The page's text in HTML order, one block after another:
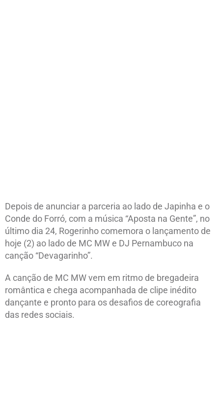
Depois de anunciar a parceria ao lado de Japinha e o
Conde do Forró, com a música “Aposta na Gente”, no
último dia 24, Rogerinho comemora o lançamento de
hoje (2) ao lado de MC MW e DJ Pernambuco na
canção “Devagarinho”.
A canção de MC MW vem em ritmo de bregadeira
romântica e chega acompanhada de clipe inédito
dançante e pronto para os desafios de coreografia
das redes sociais.